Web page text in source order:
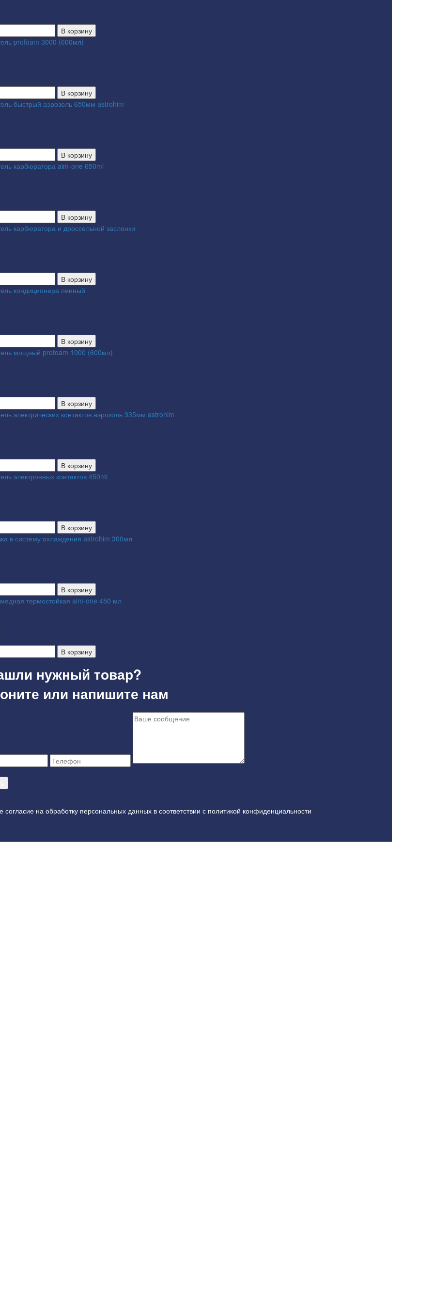
В корзину
profoam 3000 (600мл)
В корзину
быстрый аэрозоль 650мм astrohim
В корзину
карбюратора aim-one 650ml
В корзину
карбюратора и дроссельной заслонки
В корзину
кондиционера пенный
В корзину
мощный profoam 1000 (600мл)
В корзину
электрических контактов аэрозоль 335мм astrohim
В корзину
электронных контактов 450ml
В корзину
в систему охлаждения astrohim 300мл
В корзину
термостойкая aim-one 450 мл
В корзину
нужный товар?
или напишите нам
согласие на обработку персональных данных в соответствии с политикой конфиденциальности